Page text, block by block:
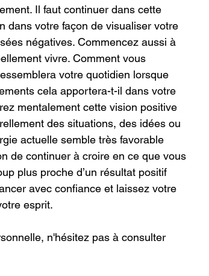
Il faut continuer dans cette
dans votre façon de visualiser votre
négatives. Commencez aussi à
vivre. Comment vous
votre quotidien lorsque
cela apportera-t-il dans votre
mentalement cette vision positive
des situations, des idées ou
actuelle semble très favorable
de continuer à croire en ce que vous
plus proche d’un résultat positif
avec confiance et laissez votre
esprit.
n'hésitez pas à consulter